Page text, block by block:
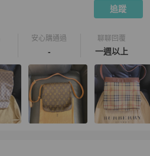
追蹤
安心購通過
-
聊聊回覆
一週以上